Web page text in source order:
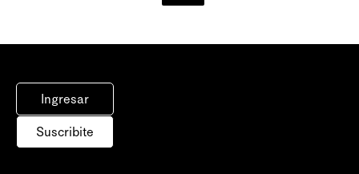
Ingresar
Suscribite